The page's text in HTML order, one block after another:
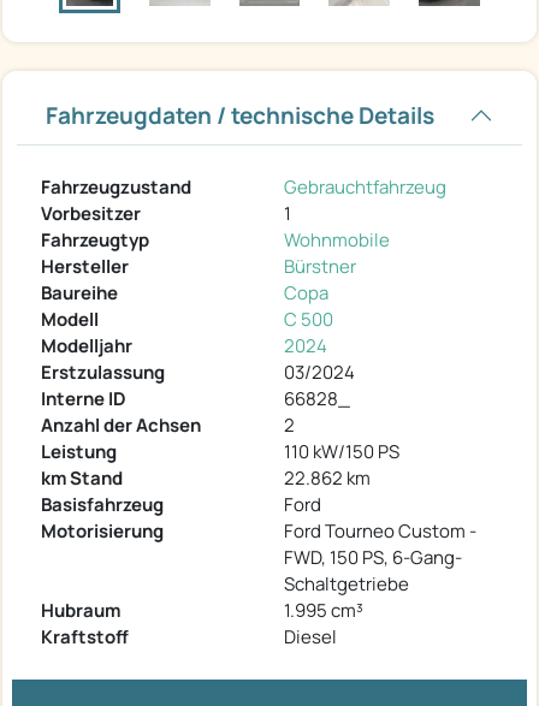
Fahrzeugdaten / technische Details
Fahrzeugzustand
Gebrauchtfahrzeug
Vorbesitzer
1
Fahrzeugtyp
Wohnmobile
Hersteller
Bürstner
Baureihe
Copa
Modell
C 500
Modelljahr
2024
Erstzulassung
03/2024
Interne ID
66828_
Anzahl der Achsen
2
Leistung
110 kW/150 PS
km Stand
22.862 km
Basisfahrzeug
Ford
Motorisierung
Ford Tourneo Custom -
FWD, 150 PS, 6-Gang-
Schaltgetriebe
Hubraum
1.995 cm³
Kraftstoff
Diesel